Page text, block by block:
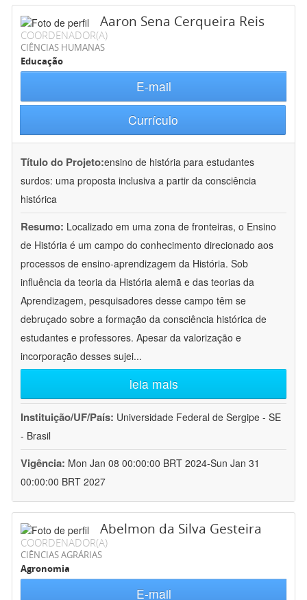
Aaron Sena Cerqueira Reis
COORDENADOR(A)
CIÊNCIAS HUMANAS
Educação
E-mail
Currículo
Título do Projeto:ensino de história para estudantes
surdos: uma proposta inclusiva a partir da consciência
histórica
Resumo: Localizado em uma zona de fronteiras, o Ensino
de História é um campo do conhecimento direcionado aos
processos de ensino-aprendizagem da História. Sob
influência da teoria da História alemã e das teorias da
Aprendizagem, pesquisadores desse campo têm se
debruçado sobre a formação da consciência histórica de
estudantes e professores. Apesar da valorização e
incorporação desses sujei...
leia mais
Instituição/UF/País: Universidade Federal de Sergipe - SE
- Brasil
Vigência: Mon Jan 08 00:00:00 BRT 2024-Sun Jan 31
00:00:00 BRT 2027
Abelmon da Silva Gesteira
COORDENADOR(A)
CIÊNCIAS AGRÁRIAS
Agronomia
E-mail